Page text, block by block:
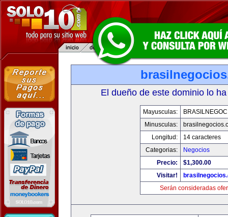
El dueño de este dominio lo
Mayusculas:
Minusculas:
Longitud:
14 caracteres
Categorias:
Negocios
Precio:
$1,300.00
Visitar!
Serán consideradas